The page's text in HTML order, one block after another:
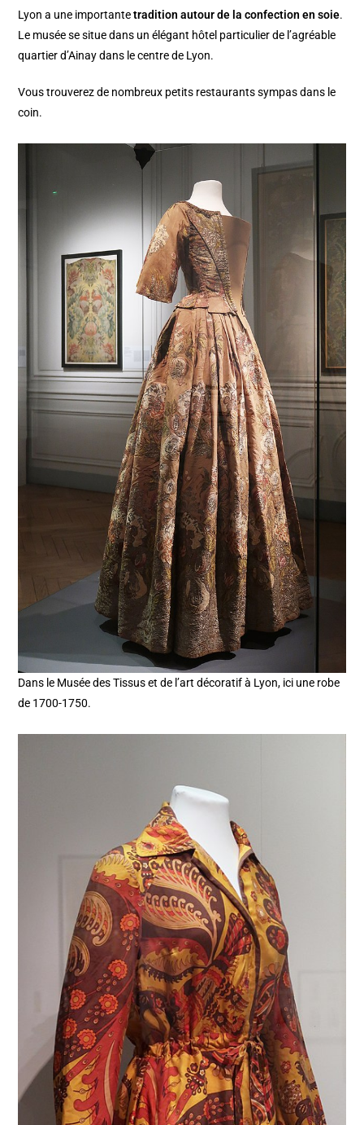
Lyon a une importantetradition autour de la confection en soie.
Le musée se situe dans un élégant hôtel particulier de l’agréable
quartier d’Ainay dans le centre de Lyon.
Vous trouverez de nombreux petits restaurants sympas dans le
coin.
Dans le Musée des Tissus et de l’art décoratif à Lyon, ici une robe
de 1700-1750.